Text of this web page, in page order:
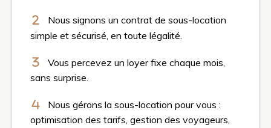
Nous signons un contrat de sous-location
simple et sécurisé, en toute légalité.
Vous percevez un loyer fixe chaque mois,
sans surprise.
Nous gérons la sous-location pour vous :
optimisation des tarifs, gestion des voyageurs,